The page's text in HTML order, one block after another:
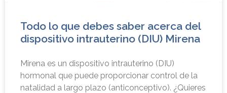
Todo lo que debes saber acerca del
dispositivo intrauterino (DIU) Mirena
Mirena es un dispositivo intrauterino (DIU)
hormonal que puede proporcionar control de la
natalidad a largo plazo (anticonceptivo). ¿Quieres